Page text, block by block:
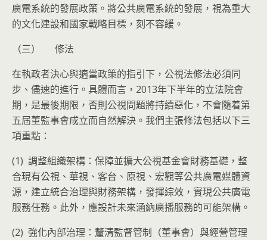
廣電系統的發展政策。將公共廣電系統的發展，視為重大
的文化建設和國家戰略目標，刻不容緩。
（三） 修法
在執政者決心與適當政策的指引下，公視法修法必須同
步、儘速的進行。具體而言，2013年下半年的立法院會
期，是最後期限，否則公視問題將持續惡化，不會隨着第
五屆董監事會成立而自然解決。我們主張修法包括以下三
項重點：
(1) 調整組織架構：保障並擴大公視基金會財務基礎，整
合現有公視、華視、客台、原視、宏觀等公共廣電媒體資
源，建立統合治理與財務架構，發揮綜效，實現公共廣電
服務任務。此外，應設計未來涵納廣播服務的可能架構。
(2) 強化內部治理：釐清監督管制（董事會）與經營管理